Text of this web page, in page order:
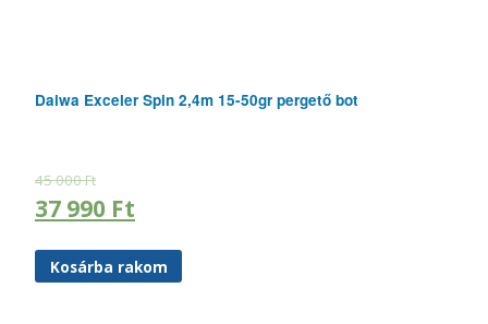
Daiwa Exceler Spin 2,4m 15-50gr pergető bot
45 000Ft
37 990 Ft
Kosárba rakom